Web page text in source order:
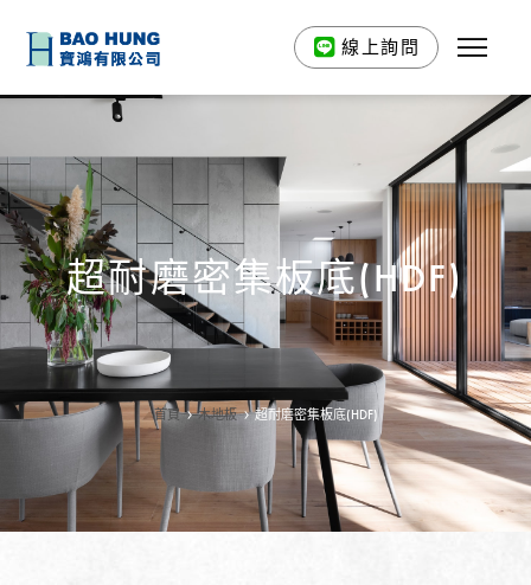
線上詢問
超耐磨密集板底(HDF)
首頁 木地板 超耐磨密集板底(HDF)